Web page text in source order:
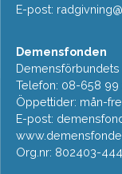
E-post:
Demensfonden
Telefon: 08-658 99
Öppettider: mån-
E-post:
Org.nr: 802403-